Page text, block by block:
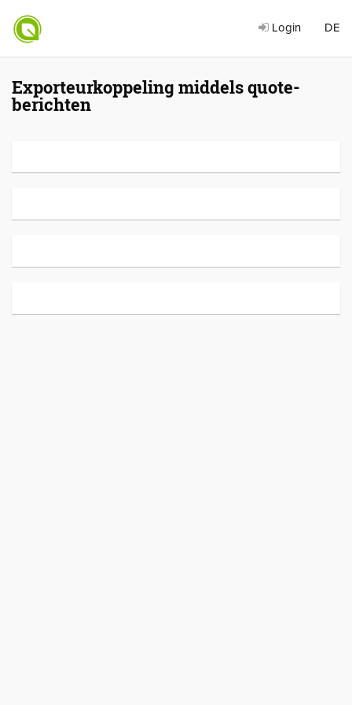
Login DE
Exporteurkoppeling middels quote-
berichten